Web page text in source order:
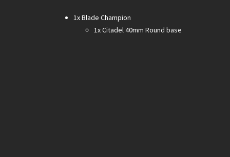
1x Blade Champion
1x Citadel 40mm Round base